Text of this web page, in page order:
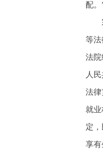
配
等
法
人
法
就
定
享